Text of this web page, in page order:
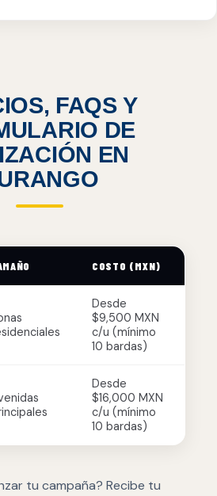
FAQS Y
DE
EN
COSTO (MXN)
Desde
$9,500 MXN
c/u (mínimo
10 bardas)
Desde
$16,000 MXN
c/u (mínimo
10 bardas)
tu campaña? Recibe tu